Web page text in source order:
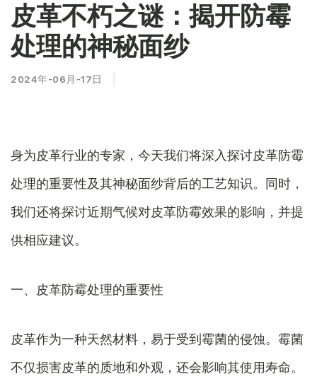
皮革不朽之谜：揭开防霉
处理的神秘面纱
2024年-06月-17日
身为皮革行业的专家，今天我们将深入探讨皮革防霉
处理的重要性及其神秘面纱背后的工艺知识。同时，
我们还将探讨近期气候对皮革防霉效果的影响，并提
供相应建议。
一、皮革防霉处理的重要性
皮革作为一种天然材料，易于受到霉菌的侵蚀。霉菌
不仅损害皮革的质地和外观，还会影响其使用寿命。